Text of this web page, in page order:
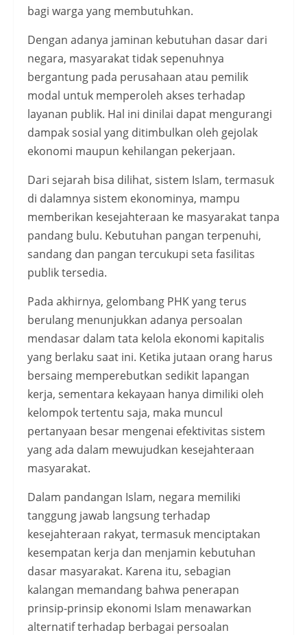
bagi warga yang membutuhkan.
Dengan adanya jaminan kebutuhan dasar dari
negara, masyarakat tidak sepenuhnya
bergantung pada perusahaan atau pemilik
modal untuk memperoleh akses terhadap
layanan publik. Hal ini dinilai dapat mengurangi
dampak sosial yang ditimbulkan oleh gejolak
ekonomi maupun kehilangan pekerjaan.
Dari sejarah bisa dilihat, sistem Islam, termasuk
di dalamnya sistem ekonominya, mampu
memberikan kesejahteraan ke masyarakat tanpa
pandang bulu. Kebutuhan pangan terpenuhi,
sandang dan pangan tercukupi seta fasilitas
publik tersedia.
Pada akhirnya, gelombang PHK yang terus
berulang menunjukkan adanya persoalan
mendasar dalam tata kelola ekonomi kapitalis
yang berlaku saat ini. Ketika jutaan orang harus
bersaing memperebutkan sedikit lapangan
kerja, sementara kekayaan hanya dimiliki oleh
kelompok tertentu saja, maka muncul
pertanyaan besar mengenai efektivitas sistem
yang ada dalam mewujudkan kesejahteraan
masyarakat.
Dalam pandangan Islam, negara memiliki
tanggung jawab langsung terhadap
kesejahteraan rakyat, termasuk menciptakan
kesempatan kerja dan menjamin kebutuhan
dasar masyarakat. Karena itu, sebagian
kalangan memandang bahwa penerapan
prinsip-prinsip ekonomi Islam menawarkan
alternatif terhadap berbagai persoalan